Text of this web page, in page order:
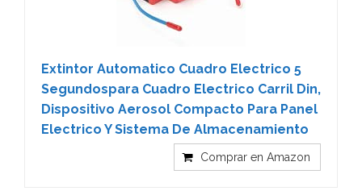
Extintor Automatico Cuadro Electrico 5
Segundospara Cuadro Electrico Carril Din,
Dispositivo Aerosol Compacto Para Panel
Electrico Y Sistema De Almacenamiento
Comprar en Amazon